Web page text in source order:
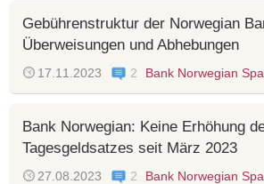
Gebührenstruktur der Norwegian
Überweisungen und Abhebungen
17.11.2023 2 Bank Norwegian
Bank Norwegian: Keine Erhöhung
Tagesgeldsatzes seit März 2023
27.08.2023 2 Bank Norwegian